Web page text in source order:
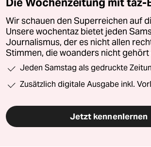
Wir schauen den Superreichen auf
Unsere wochentaz bietet jeden
Journalismus, der es nicht allen
Stimmen, die woanders nicht gehört
Jeden Samstag als gedruckte
Zusätzlich digitale Ausgabe inkl.
Jetzt kennenlernen